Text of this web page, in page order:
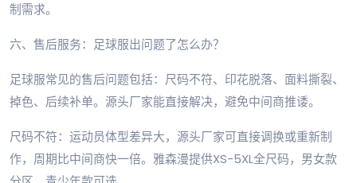
制需求。
六、售后服务：足球服出问题了怎么办？
足球服常见的售后问题包括：尺码不符、印花脱落、面料撕裂、
掉色、后续补单。源头厂家能直接解决，避免中间商推诿。
尺码不符：运动员体型差异大，源头厂家可直接调换或重新制
作，周期比中间商快一倍。雅森漫提供XS-5XL全尺码，男女款